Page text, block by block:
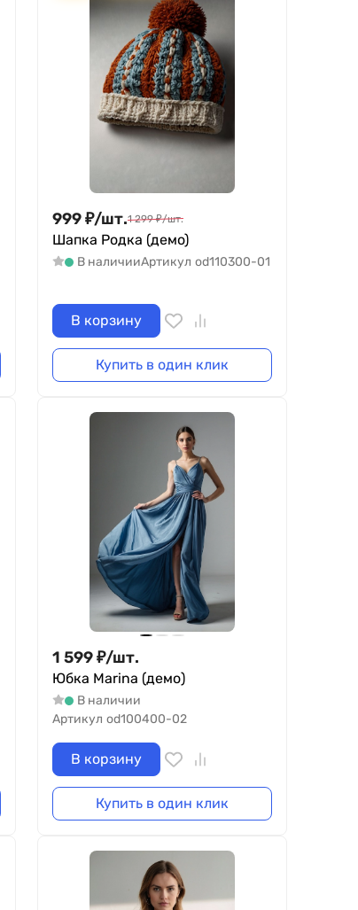
999₽/шт.1 299 ₽/шт.
Шапка Родка (демо)
В наличииАртикул od110300-01
В корзину
Купить в один клик
1 599₽/шт.
Юбка Marina (демо)
В наличии
Артикул od100400-02
В корзину
Купить в один клик